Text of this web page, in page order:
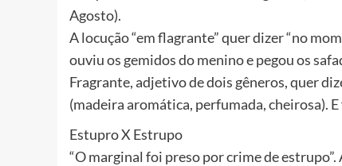
Agosto).
A locução “em flagrante” quer dizer “no
ouviu os gemidos do menino e pegou os
Fragrante, adjetivo de dois gêneros, quer
(madeira aromática, perfumada, cheirosa).
Estupro X Estrupo
“O marginal foi preso por crime de